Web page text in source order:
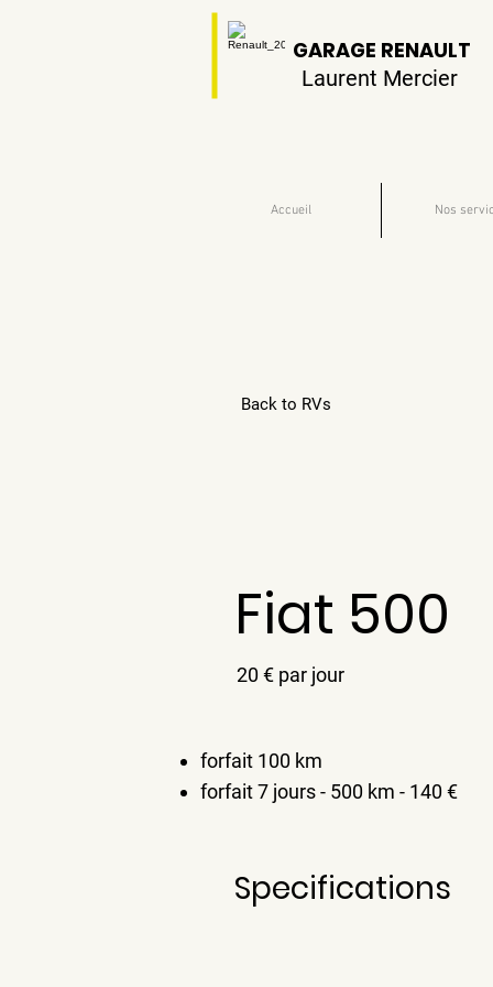
GARAGE RENAULT
Laurent Mercier
Accueil Nos
Back to RVs
Fiat 500
20 € par jour
forfait 100 km
forfait 7 jours - 500 km - 140 €
Specifications